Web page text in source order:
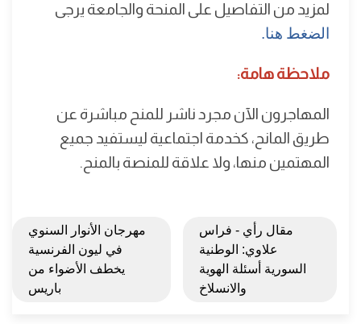
لمزيد من التفاصيل على المنحة والجامعة يرجى
الضغط هنا.
ملاحظة هامة:
المهاجرون الآن مجرد ناشر للمنح مباشرة عن
طريق المانح، كخدمة اجتماعية ليستفيد جميع
المهتمين منها، ولا علاقة للمنصة بالمنح.
مقال رأي - فراس
علاوي: الوطنية
السورية أسئلة الهوية
والانسلاخ
مهرجان الأنوار السنوي
في ليون الفرنسية
يخطف الأضواء من
باريس